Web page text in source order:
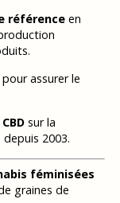
référenceen
assurer le
CBDsur la
2003.
féminisées
graines de